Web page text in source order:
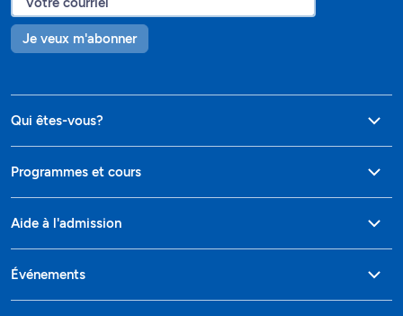
Je veux m'abonner
Qui êtes-vous?
Programmes et cours
Aide à l'admission
Événements